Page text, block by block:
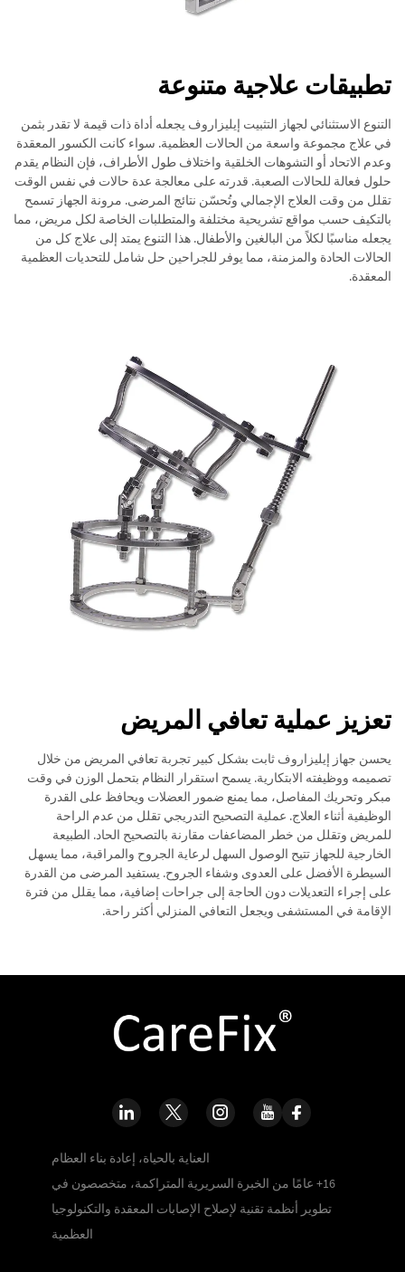
تطبيقات علاجية متنوعة
التنوع الاستثنائي لجهاز التثبيت إيليزاروف يجعله أداة ذات قيمة لا تقدر بثمن
في علاج مجموعة واسعة من الحالات العظمية. سواء كانت الكسور المعقدة
وعدم الاتحاد أو التشوهات الخلقية واختلاف طول الأطراف، فإن النظام يقدم
حلول فعالة للحالات الصعبة. قدرته على معالجة عدة حالات في نفس الوقت
تقلل من وقت العلاج الإجمالي وتُحسّن نتائج المرضى. مرونة الجهاز تسمح
بالتكيف حسب مواقع تشريحية مختلفة والمتطلبات الخاصة لكل مريض، مما
يجعله مناسبًا لكلاً من البالغين والأطفال. هذا التنوع يمتد إلى علاج كل من
الحالات الحادة والمزمنة، مما يوفر للجراحين حل شامل للتحديات العظمية
المعقدة.
تعزيز عملية تعافي المريض
يحسن جهاز إيليزاروف ثابت بشكل كبير تجربة تعافي المريض من خلال
تصميمه ووظيفته الابتكارية. يسمح استقرار النظام بتحمل الوزن في وقت
مبكر وتحريك المفاصل، مما يمنع ضمور العضلات ويحافظ على القدرة
الوظيفية أثناء العلاج. عملية التصحيح التدريجي تقلل من عدم الراحة
للمريض وتقلل من خطر المضاعفات مقارنة بالتصحيح الحاد. الطبيعة
الخارجية للجهاز تتيح الوصول السهل لرعاية الجروح والمراقبة، مما يسهل
السيطرة الأفضل على العدوى وشفاء الجروح. يستفيد المرضى من القدرة
على إجراء التعديلات دون الحاجة إلى جراحات إضافية، مما يقلل من فترة
الإقامة في المستشفى ويجعل التعافي المنزلي أكثر راحة.
العناية بالحياة، إعادة بناء العظام
16+ عامًا من الخبرة السريرية المتراكمة، متخصصون في
تطوير أنظمة تقنية لإصلاح الإصابات المعقدة والتكنولوجيا
العظمية